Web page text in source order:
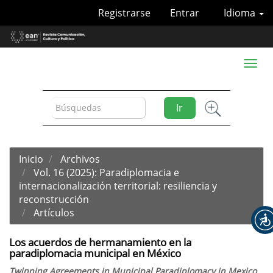
Contenido
principal
Idioma
Registrarse Entrar
Ir
Toggle
Inicio
Archivos
Vol. 16 (2025): Paradiplomacia e
internacionalización territorial: resiliencia y
reconstrucción
Artículos
Los acuerdos de hermanamiento en la
paradiplomacia municipal en México
Twinning Agreements in Municipal Paradiplomacy in Mexico